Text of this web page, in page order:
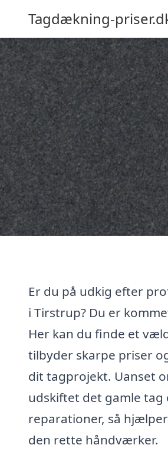
Tagdækning-
Er du på udkig efter
i Tirstrup? Du er
Her kan du finde et
tilbyder skarpe priser
dit tagprojekt. Uanset
udskiftet det gamle tag
reparationer, så
den rette håndværker.